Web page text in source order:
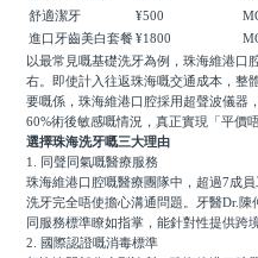
舒適潔牙
¥500
進口牙齒美白套餐¥1800
以最常見嘅基礎洗牙為例，珠海維港口
右。即使計入往返珠海嘅交通成本，整
要嘅係，珠海維港口腔採用超聲波儀器
60%術後敏感嘅情況，真正實現「平價
選擇珠海洗牙嘅三大理由
1. 同聲同氣嘅醫療服務
珠海維港口腔嘅醫療團隊中，超過7成
洗牙完全唔使擔心溝通問題。牙醫Dr.
同服務標準瞭如指掌，能針對性提供跨
2. 國際認證嘅消毒標準